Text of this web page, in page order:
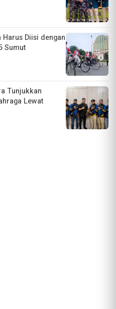
Diisi dengan
Sumut
Tunjukkan
Lewat